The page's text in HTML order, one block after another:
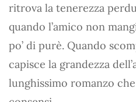
ritrova la tenerezza
quando l’amico non
po’ di purè. Quando
capisce la grandezza
lunghissimo romanzo